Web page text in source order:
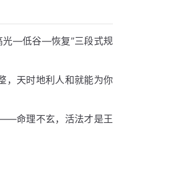
光—低谷—恢复”三段式规
，天时地利人和就能为你
命理不玄，活法才是王